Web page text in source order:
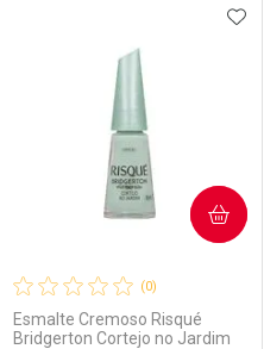
Laboratório
Por Menos
AOS FAVORITOS
(0)
Esmalte Cremoso Risqué
Bridgerton Cortejo no Jardim
COMPRAR